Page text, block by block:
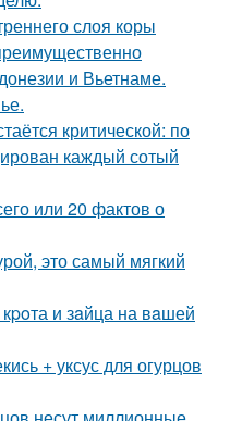
слоя коры
и Вьетнаме.
критической: по
каждый сотый
или 20 фактов о
это самый мягкий
и зaйца на вaшей
+ уксус для огурцов